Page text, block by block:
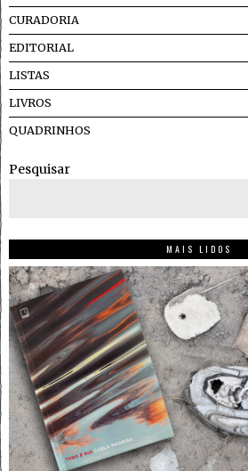
CURADORIA
EDITORIAL
LISTAS
LIVROS
QUADRINHOS
Pesquisar
MAIS LIDOS